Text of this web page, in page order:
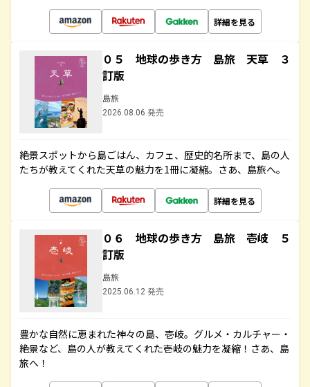
詳細を見る
０５ 地球の歩き方 島旅 天草 ３
訂版
島旅
2026.08.06 発売
絶景スポットから島ごはん、カフェ、歴史的名所まで、島の人
たちが教えてくれた天草の魅力を1冊に凝縮。さあ、島旅へ。
詳細を見る
０６ 地球の歩き方 島旅 壱岐 ５
訂版
島旅
2025.06.12 発売
豊かな自然に恵まれた神々の島、壱岐。グルメ・カルチャー・
絶景など、島の人が教えてくれた壱岐の魅力を凝縮！さあ、島
旅へ！